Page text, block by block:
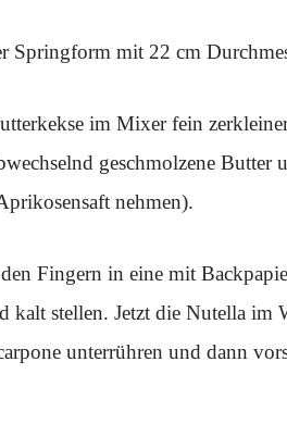
Springform mit 22 cm
im Mixer fein
geschmolzene Butter
nehmen).
Fingern in eine mit
kalt stellen. Jetzt die Nutella im
unterrühren und dann